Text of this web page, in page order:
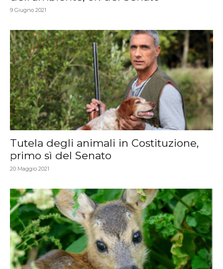
9 Giugno 2021
Tutela degli animali in Costituzione,
primo sì del Senato
20 Maggio 2021